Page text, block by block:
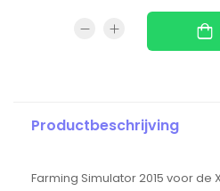
Productbeschrijving
Farming Simulator 2015 voor de